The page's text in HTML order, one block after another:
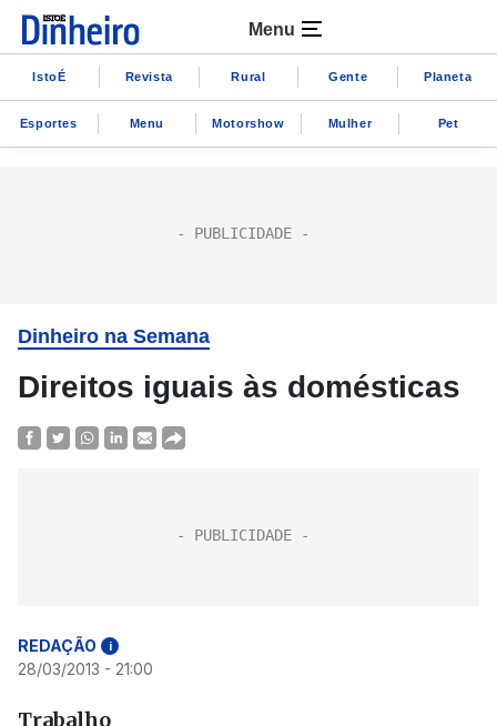
Menu
IstoÉ Revista Rural Gente Planeta
Esportes Menu Motorshow Mulher Pet
Dinheiro na Semana
Direitos iguais às domésticas
REDAÇÃO i
28/03/2013 - 21:00
Trabalho